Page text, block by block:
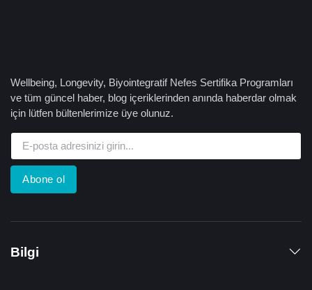
Wellbeing, Longevity, Biyointegratif Nefes Sertifika Programları
ve tüm güncel haber, blog içeriklerinden anında haberdar olmak
için lütfen bültenlerimize üye olunuz.
Abone ol
Bilgi